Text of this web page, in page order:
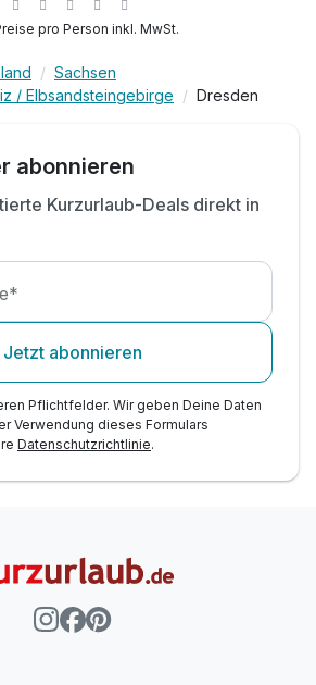
pro Person inkl. MwSt.
Sachsen
/ Elbsandsteingebirge
Dresden
abonnieren
Kurzurlaub-Deals direkt in
Jetzt abonnieren
Pflichtfelder. Wir geben Deine Daten
Verwendung dieses Formulars
Datenschutzrichtlinie.